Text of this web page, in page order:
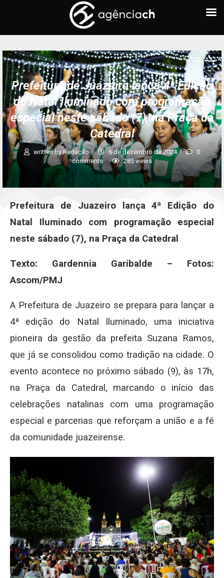
Cotidiano
Prefeitura de Juazeiro lança 4ª Edição
do Natal Iluminado com programação
especial neste sábado (7), na Praça da
Catedral
written byRedação 6 de dezembro de 2024
0
comments
285views
Prefeitura de Juazeiro lança 4ª Edição do
Natal Iluminado com programação especial
neste sábado (7), na Praça da Catedral
Texto: Gardennia Garibalde – Fotos:
Ascom/PMJ
A Prefeitura de Juazeiro se prepara para lançar a
4ª edição do Natal Iluminado, uma iniciativa
pioneira da gestão da prefeita Suzana Ramos,
que já se consolidou como tradição na cidade. O
evento acontece no próximo sábado (9), às 17h,
na Praça da Catedral, marcando o início das
celebrações natalinas com uma programação
especial e parcerias que reforçam a união e a fé
da comunidade juazeirense.